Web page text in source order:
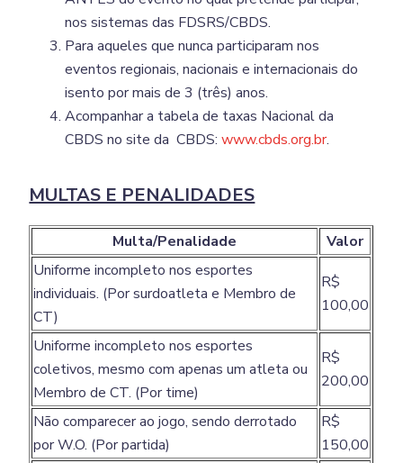
nos sistemas das FDSRS/CBDS.
Para aqueles que nunca participaram nos
eventos regionais, nacionais e internacionais do
isento por mais de 3 (três) anos.
Acompanhar a tabela de taxas Nacional da
CBDS no site da CBDS:www.cbds.org.br.
MULTAS E PENALIDADES
Multa/Penalidade
Valor
Uniforme incompleto nos esportes
individuais. (Por surdoatleta e Membro de
CT)
R$
100,00
Uniforme incompleto nos esportes
coletivos, mesmo com apenas um atleta ou
Membro de CT. (Por time)
R$
200,00
Não comparecer ao jogo, sendo derrotado
por W.O. (Por partida)
R$
150,00